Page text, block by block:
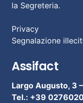
la Segreteria.
Privacy
Segnalazione
Assifact
Largo Augusto, 3 –
Tel.: +39